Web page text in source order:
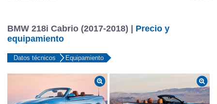
BMW 218i Cabrio (2017-2018) |
Precio y
equipamiento